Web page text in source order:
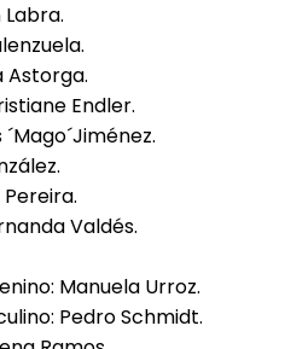
Astorga.
Endler.
Pereira.
Valdés.
Manuela Urroz.
Pedro Schmidt.